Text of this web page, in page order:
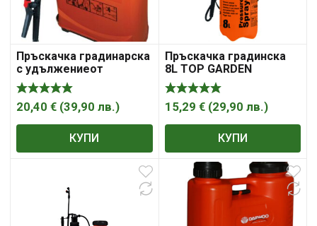
Пръскачка градинарска
с удължениеот
неръждаема стомана
TopGarden 380314
20,40 € (39,90 лв.)
КУПИ
Пръскачка градинска
8L TOP GARDEN
15,29 € (29,90 лв.)
КУПИ